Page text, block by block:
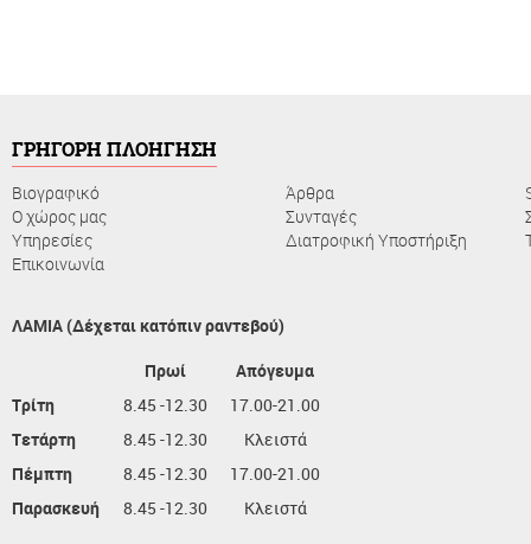
ΓΡΗΓΟΡΗ ΠΛΟΗΓΗΣΗ
Βιογραφικό Άρθρα
Ο χώρος μας
Συνταγές
Υπηρεσίες
Διατροφική Υποστήριξη
Επικοινωνία
ΛΑΜΙΑ (Δέχεται κατόπιν ραντεβού)
Πρωί
Απόγευμα
Τρίτη
8.45 -12.30
17.00-21.00
Τετάρτη
8.45 -12.30
Κλειστά
Πέμπτη
8.45 -12.30
17.00-21.00
Παρασκευή
8.45 -12.30 Κλειστά